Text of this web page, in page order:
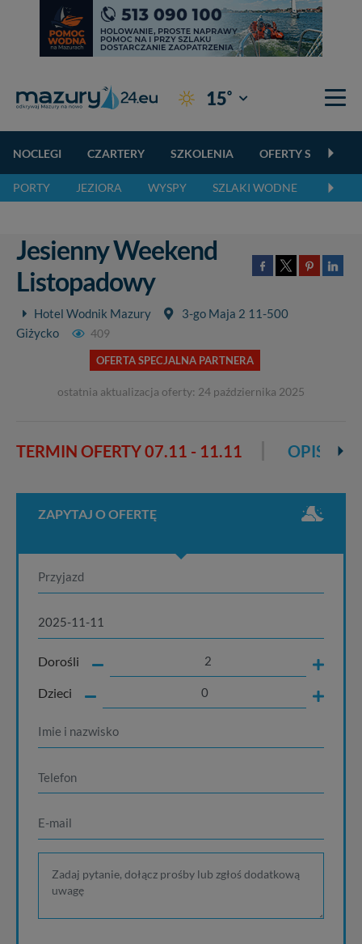
15° Giżycko
NOCLEGI CZARTERY SZKOLENIA OFERTY
PORTY JEZIORA WYSPY SZLAKI WODNE
Jesienny Weekend
Listopadowy
Hotel Wodnik Mazury
3-go Maja 2 11-500
Giżycko
409
OFERTA SPECJALNA PARTNERA
ostatnia aktualizacja oferty: 24 października 2025
TERMIN OFERTY07.11 - 11.11 OPIS
ZAPYTAJ O OFERTĘ
Dorośli
Dzieci